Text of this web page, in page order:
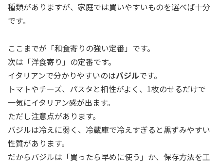
種類がありますが、家庭では買いやすいものを選べば十分
です。
ここまでが「和食寄りの強い定番」です。
次は「洋食寄り」の定番です。
イタリアンで分かりやすいのはバジルです。
トマトやチーズ、パスタと相性がよく、1枚のせるだけで
一気にイタリアン感が出ます。
ただし注意点があります。
バジルは冷えに弱く、冷蔵庫で冷えすぎると黒ずみやすい
性質があります。
だからバジルは「買ったら早めに使う」か、保存方法を工